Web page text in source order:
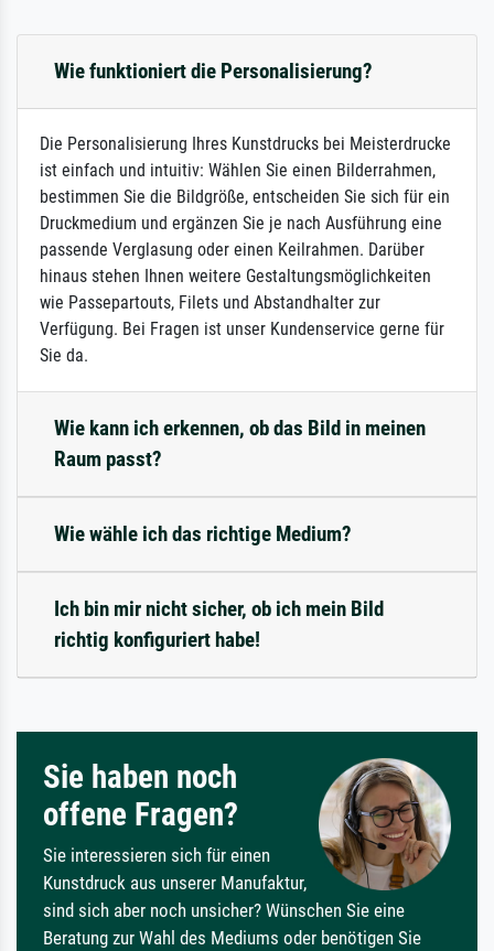
Wie funktioniert die Personalisierung?
Die Personalisierung Ihres Kunstdrucks bei Meisterdrucke
ist einfach und intuitiv: Wählen Sie einen Bilderrahmen,
bestimmen Sie die Bildgröße, entscheiden Sie sich für ein
Druckmedium und ergänzen Sie je nach Ausführung eine
passende Verglasung oder einen Keilrahmen. Darüber
hinaus stehen Ihnen weitere Gestaltungsmöglichkeiten
wie Passepartouts, Filets und Abstandhalter zur
Verfügung. Bei Fragen ist unser Kundenservice gerne für
Sie da.
Wie kann ich erkennen, ob das Bild in meinen
Raum passt?
Wie wähle ich das richtige Medium?
Ich bin mir nicht sicher, ob ich mein Bild
richtig konfiguriert habe!
Sie haben noch
offene Fragen?
Sie interessieren sich für einen
Kunstdruck aus unserer Manufaktur,
sind sich aber noch unsicher? Wünschen Sie eine
Beratung zur Wahl des Mediums oder benötigen Sie